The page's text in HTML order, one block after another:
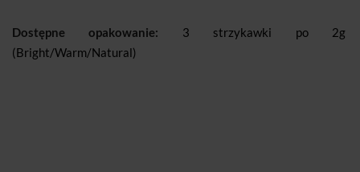
Dostępne opakowanie: 3 strzykawki po 2g
(Bright/Warm/Natural)